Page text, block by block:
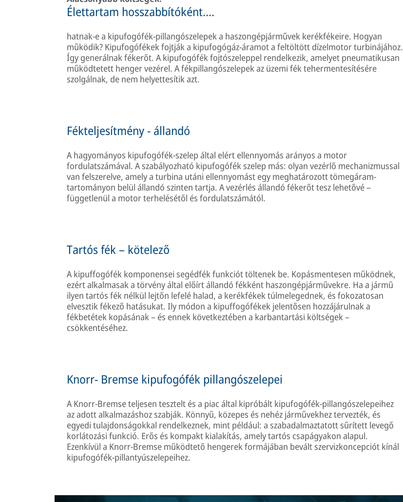
Élettartam hosszabbítóként….
hatnak-e a kipufogófék-pillangószelepek a haszongépjárművek kerékfékeire. Hogyan
működik? Kipufogófékek fojtják a kipufogógáz-áramot a feltöltött dízelmotor turbinájához.
Így generálnak fékerőt. A kipufogófék fojtószeleppel rendelkezik, amelyet pneumatikusan
működtetett henger vezérel. A fékpillangószelepek az üzemi fék tehermentesítésére
szolgálnak, de nem helyettesítik azt.
Fékteljesítmény - állandó
A hagyományos kipufogófék-szelep által elért ellennyomás arányos a motor
fordulatszámával. A szabályozható kipufogófék szelep más: olyan vezérlő mechanizmussal
van felszerelve, amely a turbina utáni ellennyomást egy meghatározott tömegáram-
tartományon belül állandó szinten tartja. A vezérlés állandó fékerőt tesz lehetővé –
függetlenül a motor terhelésétől és fordulatszámától.
Tartós fék – kötelező
A kipuffogófék komponensei segédfék funkciót töltenek be. Kopásmentesen működnek,
ezért alkalmasak a törvény által előírt állandó fékként haszongépjárművekre. Ha a jármű
ilyen tartós fék nélkül lejtőn lefelé halad, a kerékfékek túlmelegednek, és fokozatosan
elvesztik fékező hatásukat. Ily módon a kipuffogófékek jelentősen hozzájárulnak a
fékbetétek kopásának – és ennek következtében a karbantartási költségek –
csökkentéséhez.
Knorr- Bremse kipufogófék pillangószelepei
A Knorr-Bremse teljesen tesztelt és a piac által kipróbált kipufogófék-pillangószelepeihez
az adott alkalmazáshoz szabják. Könnyű, közepes és nehéz járművekhez tervezték, és
egyedi tulajdonságokkal rendelkeznek, mint például: a szabadalmaztatott sűrített levegő
korlátozási funkció. Erős és kompakt kialakítás, amely tartós csapágyakon alapul.
Ezenkívül a Knorr-Bremse működtető hengerek formájában bevált szervizkoncepciót kínál
kipufogófék-pillantyúszelepeihez.